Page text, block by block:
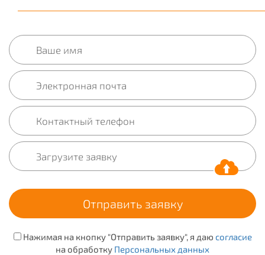
Нажимая на кнопку "Отправить заявку", я даю согласие
на обработку Персональных данных